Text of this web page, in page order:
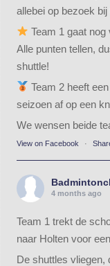
allebei op bezoek bij
Team 1 gaat
Alle punten tellen,
shuttle!
Team 2 heeft
seizoen af op een
We wensen beide
View on Facebook ·
4 months ago
Team 1 trekt de
naar Holten voor
De shuttles vliegen,